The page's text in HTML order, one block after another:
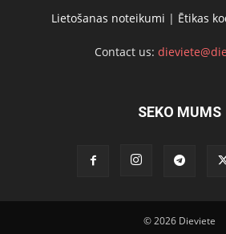
Lietošanas noteikumi | Ētikas
Contact us:
SEKO MUMS
© 2026 Dieviete